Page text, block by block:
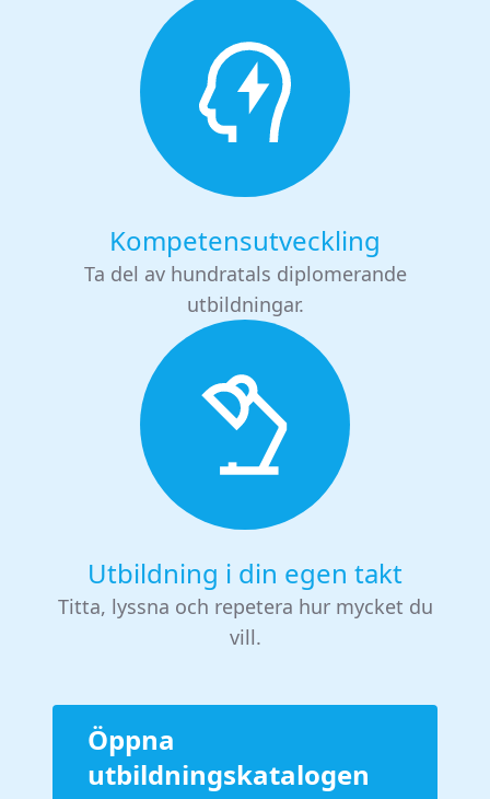
Kompetensutveckling
Ta del av hundratals diplomerande
utbildningar.
Utbildning i din egen takt
Titta, lyssna och repetera hur mycket du
vill.
Öppna
utbildningskatalogen